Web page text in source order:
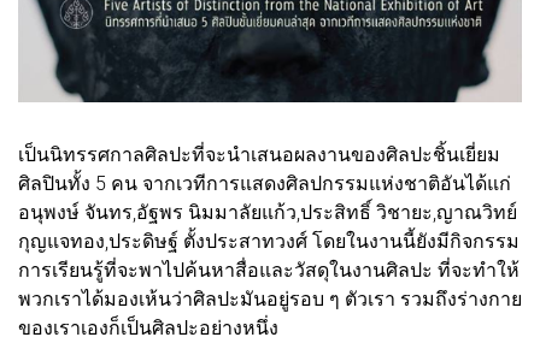
เป็นนิทรรศกาลศิลปะที่จะนําเสนอผลงานของศิลปะชิ้นเยี่ยม
ศิลปินทั้ง 5 คน จากเวทีการแสดงศิลปกรรมแห่งชาติอันได้แก่
อนุพงษ์ จันทร,อัฐพร นิมมาลัยแก้ว,ประสิทธิ์ วิชายะ,ญาณวิทย์
กุญแจทอง,ประดิษฐ์ ตั้งประสาทวงศ์ โดยในงานนี้ยังมีกิจกรรม
การเรียนรู้ที่จะพาไปค้นหาสื่อและวัสดุในงานศิลปะ ที่จะทําให้
พวกเราได้มองเห้นว่าศิลปะมันอยู่รอบ ๆ ตัวเรา รวมถึงร่างกาย
ของเราเองก็เป็นศิลปะอย่างหนึ่ง